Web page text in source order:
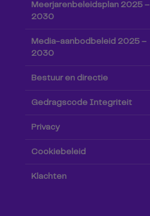
Meerjarenbeleidsplan 2025 –
2030
Media-aanbodbeleid 2025 –
2030
Bestuur en directie
Gedragscode Integriteit
Privacy
Cookiebeleid
Klachten